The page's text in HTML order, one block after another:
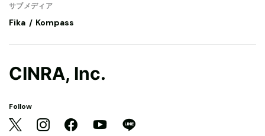
サブメディア
Fika Kompass
CINRA, Inc.
Follow